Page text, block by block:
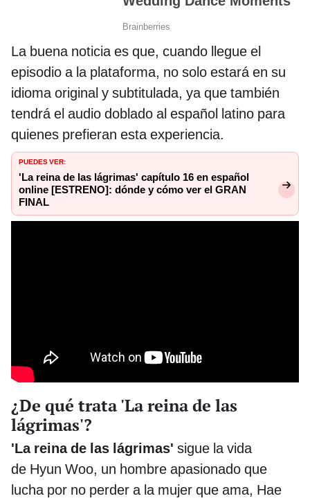
La buena noticia es que, cuando llegue el
episodio a la plataforma, no solo estará en su
idioma original y subtitulada, ya que también
tendrá el audio doblado al español latino para
quienes prefieran esta experiencia.
PUEDES VER:
'La reina de las lágrimas' capítulo 16 en español
online [ESTRENO]: dónde y cómo ver el GRAN
FINAL
¿De qué trata 'La reina de las
lágrimas'?
'La reina de las lágrimas' sigue la vida
de Hyun Woo, un hombre apasionado que
lucha por no perder a la mujer que ama, Hae